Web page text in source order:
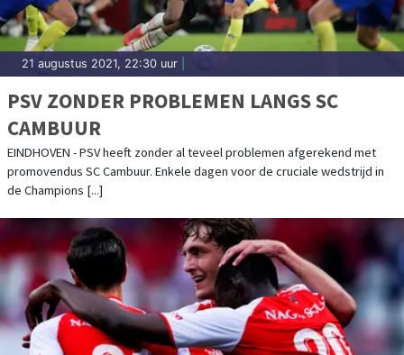
21 augustus 2021, 22:30 uur
PSV ZONDER PROBLEMEN LANGS SC
CAMBUUR
EINDHOVEN - PSV heeft zonder al teveel problemen afgerekend met
promovendus SC Cambuur. Enkele dagen voor de cruciale wedstrijd in
de Champions [...]